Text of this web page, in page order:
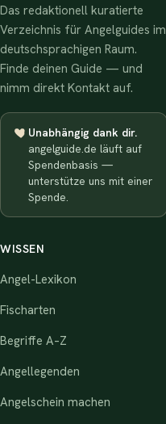
Das redaktionell kuratierte
Verzeichnis für Angelguides im
deutschsprachigen Raum.
Finde deinen Guide — und
nimm direkt Kontakt auf.
Unabhängig dank dir.
angelguide.de läuft auf
Spendenbasis —
unterstütze uns mit einer
Spende.
WISSEN
Angel-Lexikon
Fischarten
Begriffe A–Z
Angellegenden
Angelschein machen